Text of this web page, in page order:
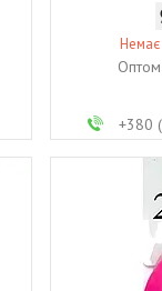
Немає
Оптом
+380